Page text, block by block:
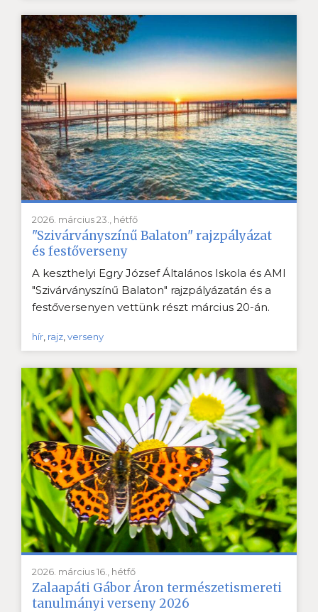
2026. március 23., hétfő
"Szivárványszínű Balaton" rajzpályázat
és festőverseny
A keszthelyi Egry József Általános Iskola és AMI
"Szivárványszínű Balaton" rajzpályázatán és a
festőversenyen vettünk részt március 20-án.
hír rajz verseny
2026. március 16., hétfő
Zalaapáti Gábor Áron természetismereti
tanulmányi verseny 2026